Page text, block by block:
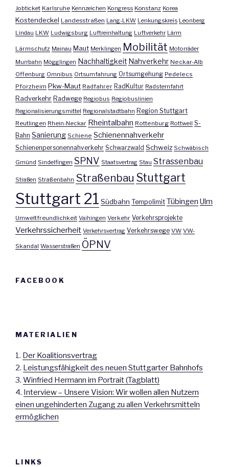
Jobticket Karlsruhe Kennzeichen Kongress Konstanz Korea
Kostendeckel Landesstraßen Lang-LKW Lenkungskreis Leonberg
Lindau LKW Ludwigsburg Luftreinhaltung Luftverkehr Lärm
Lärmschutz Mainau Maut Merklingen Mobilität Motorräder
Murrbahn Mögglingen Nachhaltigkeit Nahverkehr Neckar-Alb
Offenburg Omnibus Ortsumfahrung Ortsumgehung Pedelecs
Pforzheim Pkw-Maut Radfahrer RadKultur Radsternfahrt
Radverkehr Radwege Regiobus Regiobuslinien
Regionalisierungsmittel Regionalstadtbahn Region Stuttgart
Reutlingen Rhein-Neckar Rheintalbahn Rottenburg Rottweil S-
Bahn Sanierung Schiene Schienennahverkehr
Schienenpersonennahverkehr Schwarzwald Schweiz Schwäbisch
Gmünd Sindelfingen SPNV Staatsvertrag Stau Strassenbau
Straßen Straßenbahn Straßenbau Stuttgart
Stuttgart 21 Südbahn Tempolimit Tübingen Ulm
Umweltfreundlichkeit Vaihingen Verkehr Verkehrsprojekte
Verkehrssicherheit Verkehrsvertrag Verkehrswege VW VW-
Skandal Wasserstraßen ÖPNV
FACEBOOK
MATERIALIEN
1. Der Koalitionsvertrag
2. Leistungsfähigkeit des neuen Stuttgarter Bahnhofs
3. Winfried Hermann im Portrait (Tagblatt)
4. Interview – Unsere Vision: Wir wollen allen Nutzern
einen ungehinderten Zugang zu allen Verkehrsmitteln
ermöglichen
LINKS